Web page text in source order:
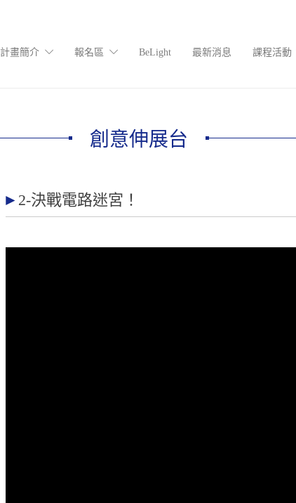
計畫簡介 報名區 BeLight 最新消息 課程活動
創意伸展台
2-決戰電路迷宮！